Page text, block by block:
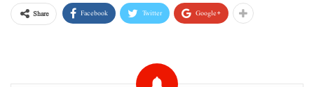
Share Facebook Twitter Google+